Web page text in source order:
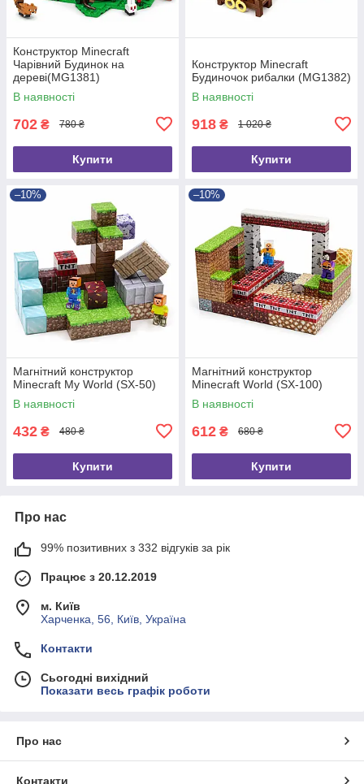
Конструктор Minecraft
Чарівний Будинок на
дереві(MG1381)
В наявності
702 ₴ 780 ₴
Купити
Конструктор Minecraft
Будиночок рибалки (MG1382)
В наявності
918 ₴ 1 020 ₴
Купити
–10%
Магнітний конструктор
Minecraft My World (SX-50)
В наявності
432 ₴ 480 ₴
Купити
–10%
Магнітний конструктор
Minecraft World (SX-100)
В наявності
612 ₴ 680 ₴
Купити
Про нас
99% позитивних з 332 відгуків за рік
Працює з 20.12.2019
м. Київ
Харченка, 56, Київ, Україна
Контакти
Сьогодні вихідний
Показати весь графік роботи
Про нас
Контакти